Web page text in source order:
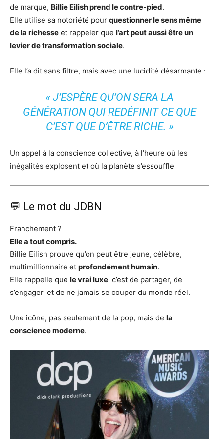
de marque, Billie Eilish prend le contre-pied.
Elle utilise sa notoriété pour questionner le sens même
de la richesse et rappeler que l’art peut aussi être un
levier de transformation sociale.
Elle l’a dit sans filtre, mais avec une lucidité désarmante :
« J’ESPÈRE QU’ON SERA LA
GÉNÉRATION QUI REDÉFINIT CE QUE
C’EST QUE D’ÊTRE RICHE. »
Un appel à la conscience collective, à l’heure où les
inégalités explosent et où la planète s’essouffle.
💬 Le mot du JDBN
Franchement ?
Elle a tout compris.
Billie Eilish prouve qu’on peut être jeune, célèbre,
multimillionnaire et profondément humain.
Elle rappelle que le vrai luxe, c’est de partager, de
s’engager, et de ne jamais se couper du monde réel.
Une icône, pas seulement de la pop, mais de la
conscience moderne.